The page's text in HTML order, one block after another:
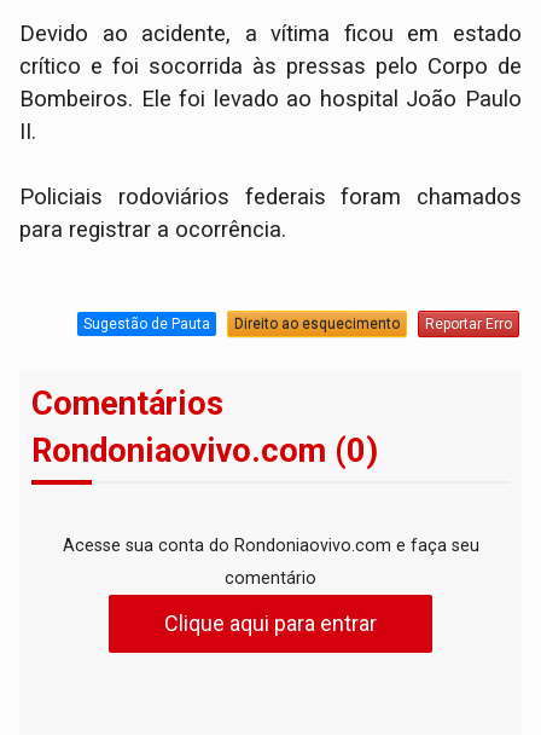
Devido ao acidente, a vítima ficou em estado
crítico e foi socorrida às pressas pelo Corpo de
Bombeiros. Ele foi levado ao hospital João Paulo
II.
Policiais rodoviários federais foram chamados
para registrar a ocorrência.
Sugestão de Pauta Direito ao esquecimento Reportar Erro
Comentários
Rondoniaovivo.com (0)
Acesse sua conta do Rondoniaovivo.com e faça seu
comentário
Clique aqui para entrar